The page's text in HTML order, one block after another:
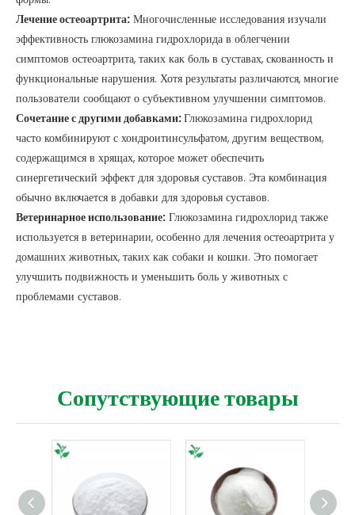
Лечение остеоартрита: Многочисленные исследования изучали
эффективность глюкозамина гидрохлорида в облегчении
симптомов остеоартрита, таких как боль в суставах, скованность и
функциональные нарушения. Хотя результаты различаются, многие
пользователи сообщают о субъективном улучшении симптомов.
Сочетание с другими добавками:Глюкозамина гидрохлорид
часто комбинируют с хондроитинсульфатом, другим веществом,
содержащимся в хрящах, которое может обеспечить
синергетический эффект для здоровья суставов. Эта комбинация
обычно включается в добавки для здоровья суставов.
Ветеринарное использование: Глюкозамина гидрохлорид также
используется в ветеринарии, особенно для лечения остеоартрита у
домашних животных, таких как собаки и кошки. Это помогает
улучшить подвижность и уменьшить боль у животных с
проблемами суставов.
Сопутствующие товары